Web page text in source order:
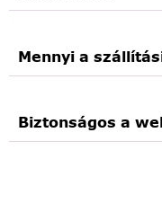
Mennyi a
Biztonságos a